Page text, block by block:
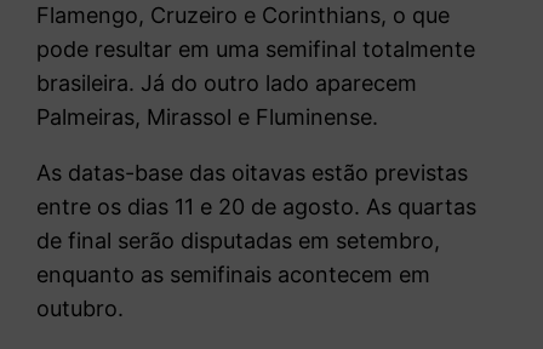
Flamengo, Cruzeiro e Corinthians, o que
pode resultar em uma semifinal totalmente
brasileira. Já do outro lado aparecem
Palmeiras, Mirassol e Fluminense.
As datas-base das oitavas estão previstas
entre os dias 11 e 20 de agosto. As quartas
de final serão disputadas em setembro,
enquanto as semifinais acontecem em
outubro.